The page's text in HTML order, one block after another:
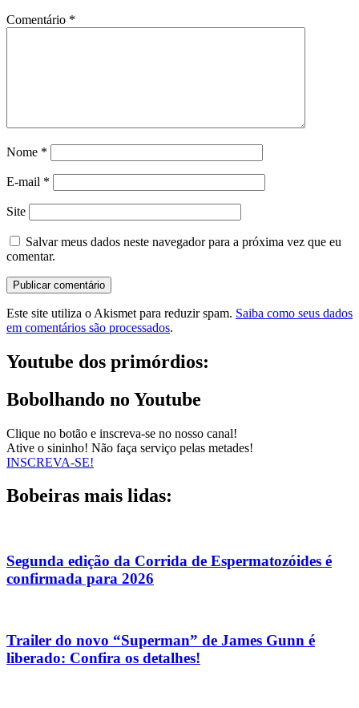
Comentário *
Nome *
E-mail *
Site
Salvar meus dados neste navegador para a próxima vez que eu
comentar.
Este site utiliza o Akismet para reduzir spam. Saiba como seus dados
em comentários são processados.
Youtube dos primórdios:
Bobolhando no Youtube
Clique no botão e inscreva-se no nosso canal!
Ative o sininho! Não faça serviço pelas metades!
INSCREVA-SE!
Bobeiras mais lidas:
Segunda edição da Corrida de Espermatozóides é
confirmada para 2026
Trailer do novo “Superman” de James Gunn é
liberado: Confira os detalhes!